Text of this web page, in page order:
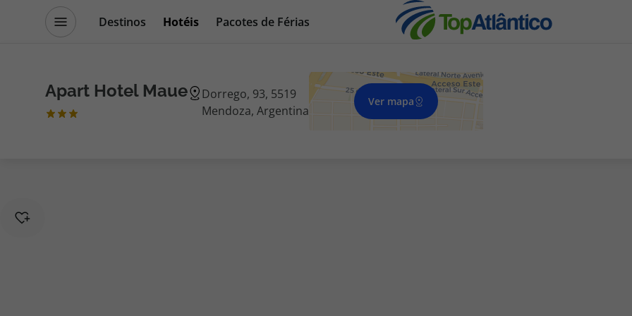
Destinos Hotéis
Pacotes de Férias
Apart Hotel Maue
Dorrego, 93, 5519
Mendoza, Argentina
Ver mapa